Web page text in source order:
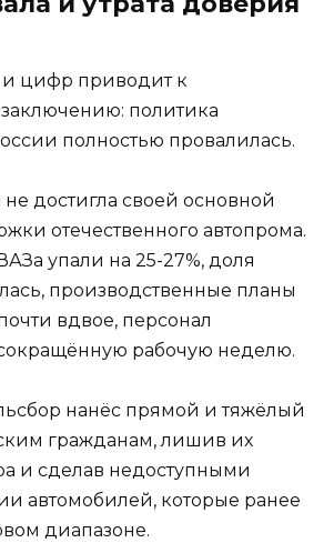
и цифр приводит к
политика
полностью провалилась.
достигла своей основной
отечественного автопрома.
упали на 25-27%, доля
производственные планы
вдвое, персонал
рабочую неделю.
нанёс прямой и тяжёлый
гражданам, лишив их
и сделав недоступными
автомобилей, которые ранее
диапазоне.